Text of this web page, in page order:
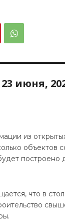
23 июня,
из
объектов
построено
что в